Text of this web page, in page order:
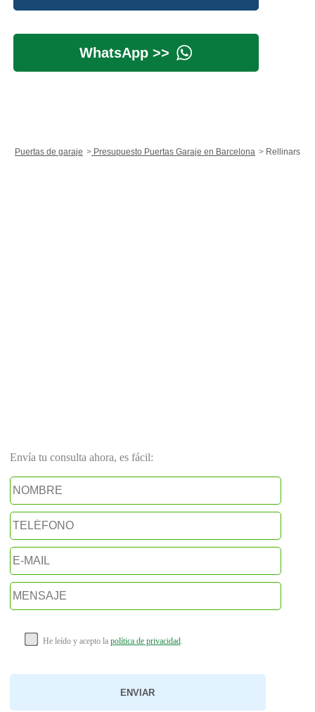
WhatsApp >>
Puertas de garaje Presupuesto Puertas Garaje en Barcelona Rellinars
Envía tu consulta ahora, es fácil:
He leído y acepto la política de privacidad.